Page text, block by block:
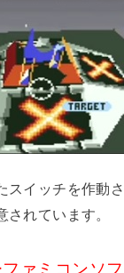
スイッチを作動
れています。
ァミコンソ